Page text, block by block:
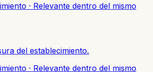
· Relevante dentro del mismo
del establecimiento.
· Relevante dentro del mismo